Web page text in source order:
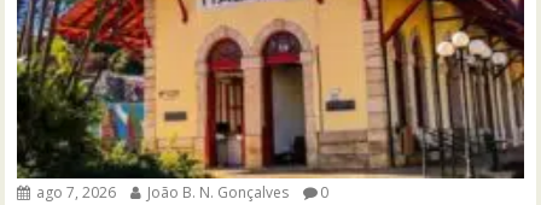
ago 7, 2026 João B. N. Gonçalves 0